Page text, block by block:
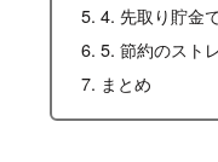
4. 先取り貯金
5. 節約のスト
まとめ